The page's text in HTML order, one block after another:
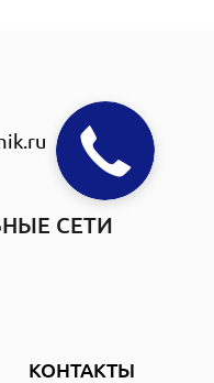
СЕТИ
КОНТАКТЫ